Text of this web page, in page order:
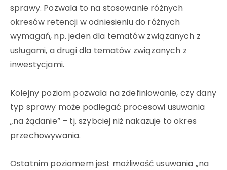
sprawy. Pozwala to na stosowanie różnych
okresów retencji w odniesieniu do różnych
wymagań, np. jeden dla tematów związanych z
usługami, a drugi dla tematów związanych z
inwestycjami.
Kolejny poziom pozwala na zdefiniowanie, czy dany
typ sprawy może podlegać procesowi usuwania
„na żądanie” – tj. szybciej niż nakazuje to okres
przechowywania.
Ostatnim poziomem jest możliwość usuwania „na